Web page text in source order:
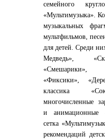
семейного
«Мультимузыка».
музыкальных
мультфильмов,
для детей. Среди
Медведь»,
«Фиксики»,
классика
многочисленные
и анимационные
сетка
рекомендаций